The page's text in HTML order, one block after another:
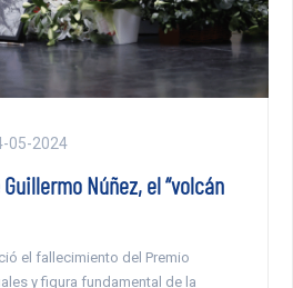
05-2024
Núñez, el “volcán
el fallecimiento del Premio
y figura fundamental de la